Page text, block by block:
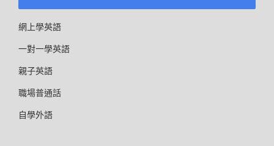
網上學英語
一對一學英語
親子英語
職場普通話
自學外語